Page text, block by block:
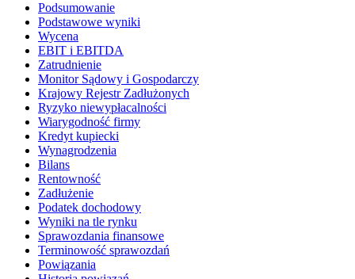
Podsumowanie
Podstawowe wyniki
Wycena
EBIT i EBITDA
Zatrudnienie
Monitor Sądowy i Gospodarczy
Krajowy Rejestr Zadłużonych
Ryzyko niewypłacalności
Wiarygodność firmy
Kredyt kupiecki
Wynagrodzenia
Bilans
Rentowność
Zadłużenie
Podatek dochodowy
Wyniki na tle rynku
Sprawozdania finansowe
Terminowość sprawozdań
Powiązania